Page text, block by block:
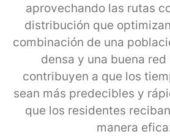
aprovechando las rutas
distribución que
combinación de una
densa y una buena
contribuyen a que los
sean más predecibles y
que los residentes
manera